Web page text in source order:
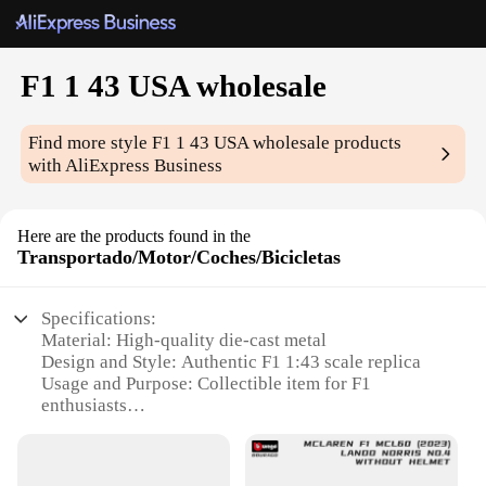
F1 1 43 USA wholesale
Find more styleF1 1 43 USA wholesale products
with AliExpress Business
Here are the products found in the
Transportado/Motor/Coches/Bicicletas
Specifications:
Material: High-quality die-cast metal
Design and Style: Authentic F1 1:43 scale replica
Usage and Purpose: Collectible item for F1
enthusiasts
Parts and Accessories: Comes with display stand